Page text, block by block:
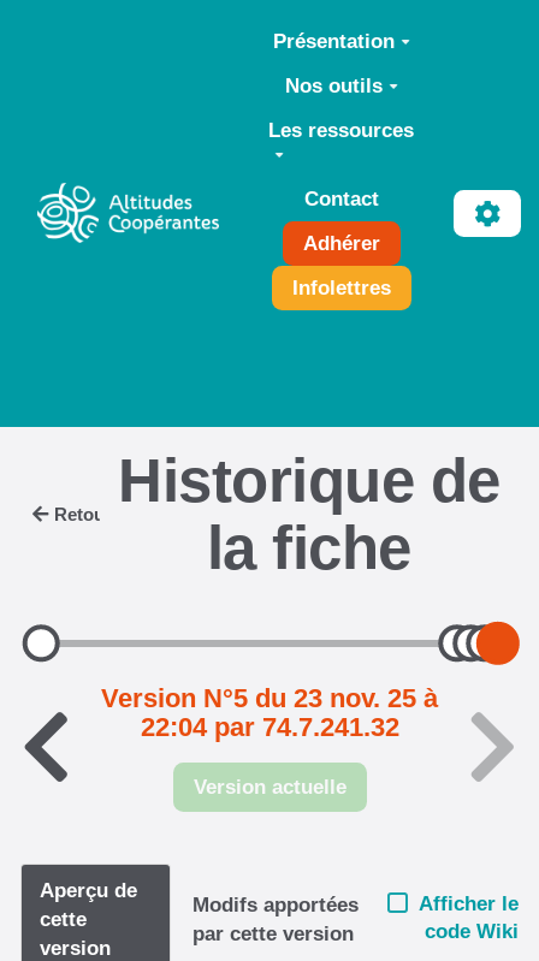
Aller au contenu principal
Présentation
Nos outils
Les ressources
Contact
Adhérer
Infolettres
Retour
Historique de
la fiche
Version N°5 du 23 nov. 25 à
22:04 par 74.7.241.32
Version actuelle
Aperçu de
cette
version
Modifs apportées
par cette version
Afficher le
code Wiki